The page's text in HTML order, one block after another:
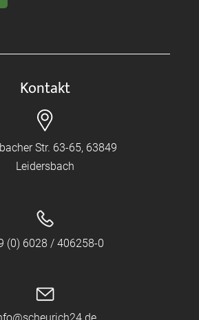
Kontakt
Str. 63-65, 63849
Leidersbach
(0) 6028 / 406258-0